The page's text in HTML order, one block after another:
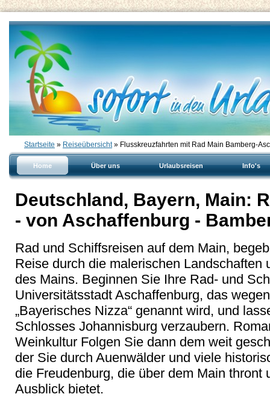
Startseite » Reiseübersicht» Flusskreuzfahrten mit Rad Main Bamberg-
Home Über uns Urlaubsreisen Info's
Deutschland, Bayern, Main:
- von Aschaffenburg -
Rad und Schiffsreisen auf dem Main,
Reise durch die malerischen Landschaften
des Mains. Beginnen Sie Ihre Rad- und
Universitätsstadt Aschaffenburg, das
„Bayerisches Nizza“ genannt wird, und
Schlosses Johannisburg verzaubern.
Weinkultur Folgen Sie dann dem weit
der Sie durch Auenwälder und viele
die Freudenburg, die über dem Main thront
Ausblick bietet.